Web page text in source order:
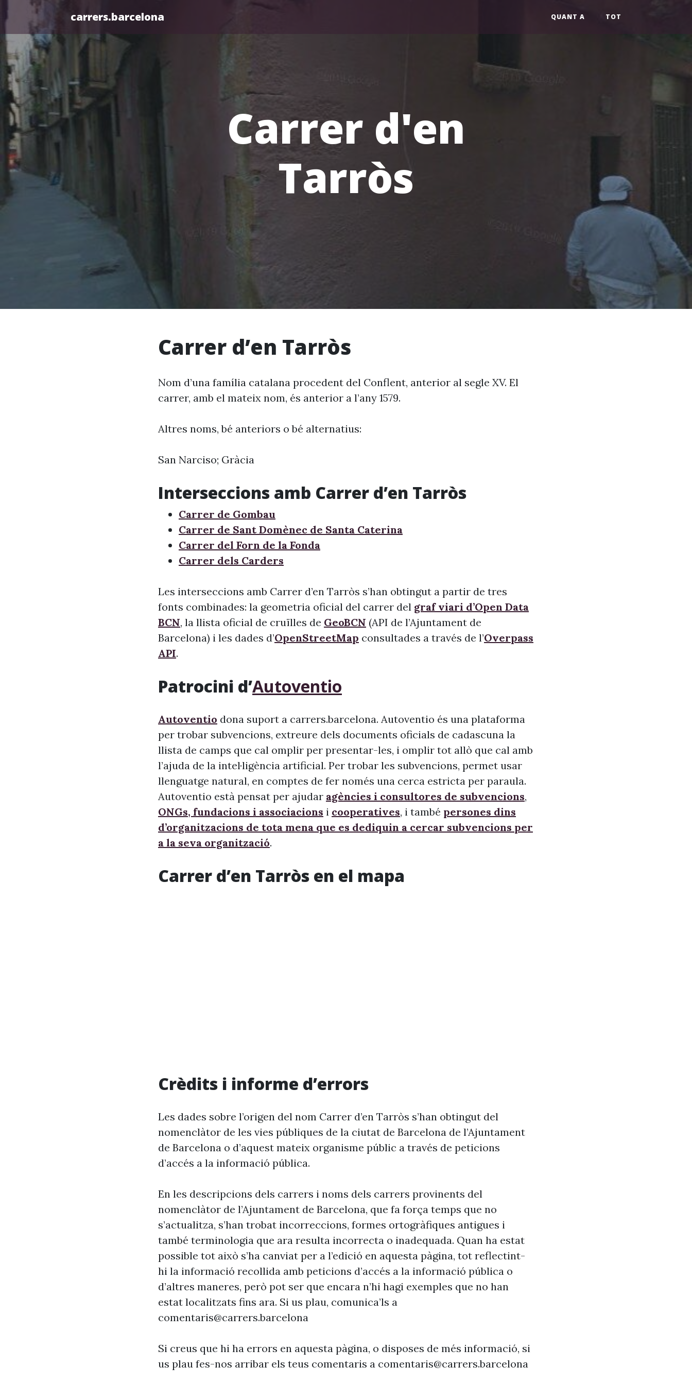
carrers.barcelona QUANT A TOT
Carrer d'en
Tarròs
Carrer d’en Tarròs
Nom d’una família catalana procedent del Conflent, anterior al segle XV. El
carrer, amb el mateix nom, és anterior a l’any 1579.
Altres noms, bé anteriors o bé alternatius:
San Narciso; Gràcia
Interseccions amb Carrer d’en Tarròs
Carrer de Gombau
Carrer de Sant Domènec de Santa Caterina
Carrer del Forn de la Fonda
Carrer dels Carders
Les interseccions amb Carrer d’en Tarròs s’han obtingut a partir de tres
fonts combinades: la geometria oficial del carrer del graf viari d’Open Data
BCN, la llista oficial de cruïlles de GeoBCN (API de l’Ajuntament de
Barcelona) i les dades d’OpenStreetMap consultades a través de l’Overpass
API.
Patrocini d’Autoventio
Autoventio dona suport a carrers.barcelona. Autoventio és una plataforma
per trobar subvencions, extreure dels documents oficials de cadascuna la
llista de camps que cal omplir per presentar-les, i omplir tot allò que cal amb
l’ajuda de la intel·ligència artificial. Per trobar les subvencions, permet usar
llenguatge natural, en comptes de fer només una cerca estricta per paraula.
Autoventio està pensat per ajudar agències i consultores de subvencions,
ONGs, fundacions i associacions i cooperatives, i també persones dins
d’organitzacions de tota mena que es dediquin a cercar subvencions per
a la seva organització.
Carrer d’en Tarròs en el mapa
Crèdits i informe d’errors
Les dades sobre l’origen del nom Carrer d’en Tarròs s’han obtingut del
nomenclàtor de les vies públiques de la ciutat de Barcelona de l’Ajuntament
de Barcelona o d’aquest mateix organisme públic a través de peticions
d’accés a la informació pública.
En les descripcions dels carrers i noms dels carrers provinents del
nomenclàtor de l’Ajuntament de Barcelona, que fa força temps que no
s’actualitza, s’han trobat incorreccions, formes ortogràfiques antigues i
també terminologia que ara resulta incorrecta o inadequada. Quan ha estat
possible tot això s’ha canviat per a l’edició en aquesta pàgina, tot reflectint-
hi la informació recollida amb peticions d’accés a la informació pública o
d’altres maneres, però pot ser que encara n’hi hagi exemples que no han
estat localitzats fins ara. Si us plau, comunica’ls a
comentaris@carrers.barcelona
Si creus que hi ha errors en aquesta pàgina, o disposes de més informació, si
us plau fes-nos arribar els teus comentaris a comentaris@carrers.barcelona